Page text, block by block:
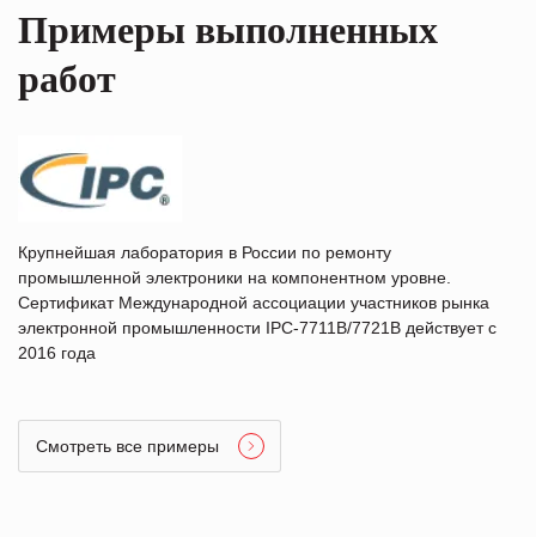
Примеры выполненных
работ
Крупнейшая лаборатория в России по ремонту
промышленной электроники на компонентном уровне.
Сертификат Международной ассоциации участников рынка
электронной промышленности IPC-7711B/7721B действует с
2016 года
Смотреть все примеры